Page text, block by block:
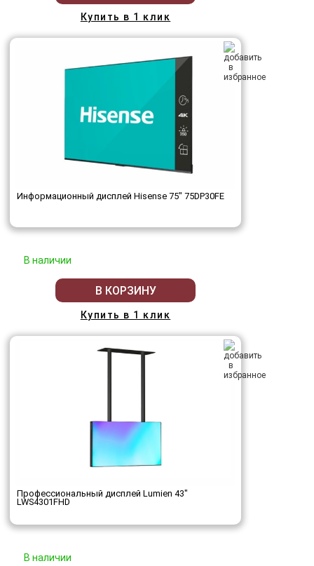
Купить в 1 клик
Информационный дисплей Hisense 75" 75DP30FE
В наличии
В КОРЗИНУ
Купить в 1 клик
Профессиональный дисплей Lumien 43"
LWS4301FHD
В наличии